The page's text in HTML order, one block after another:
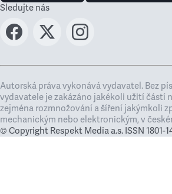
Sledujte nás
Autorská práva vykonává vydavatel. Bez
vydavatele je zakázáno jakékoli užití částí
zejména rozmnožování a šíření jakýmkoli
mechanickým nebo elektronickým, v
© Copyright Respekt Media a.s. ISSN 1801-